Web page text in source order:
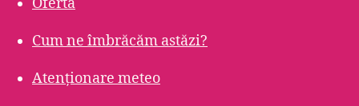
Cum ne îmbrăcăm astăzi?
Atenționare meteo